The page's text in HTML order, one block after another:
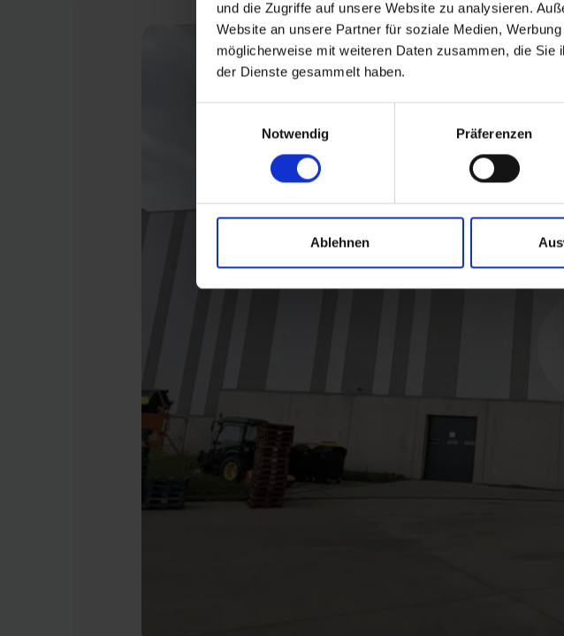
und die Zugriffe auf unsere Website zu analysieren.
Website an unsere Partner für soziale Medien,
möglicherweise mit weiteren Daten zusammen, die
der Dienste gesammelt haben.
Notwendig
Präferenzen
Ablehnen